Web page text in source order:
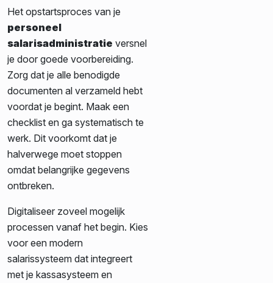
Het opstartsproces van je
personeel
salarisadministratie versnel
je door goede voorbereiding.
Zorg dat je alle benodigde
documenten al verzameld hebt
voordat je begint. Maak een
checklist en ga systematisch te
werk. Dit voorkomt dat je
halverwege moet stoppen
omdat belangrijke gegevens
ontbreken.
Digitaliseer zoveel mogelijk
processen vanaf het begin. Kies
voor een modern
salarissysteem dat integreert
met je kassasysteem en